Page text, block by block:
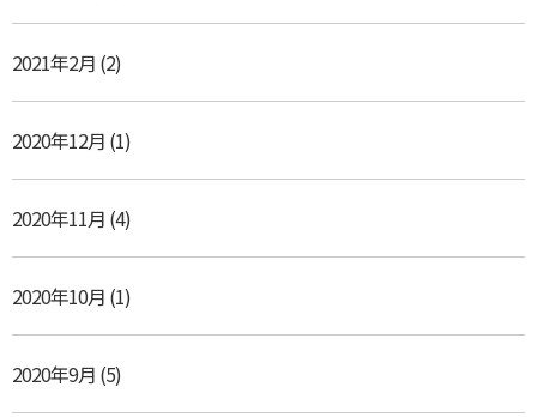
2021年2月 (2)
2020年12月 (1)
2020年11月 (4)
2020年10月 (1)
2020年9月 (5)